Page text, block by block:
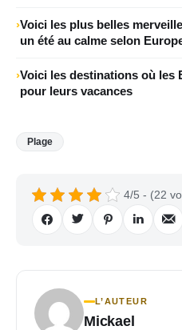
Voici les plus belles
un été au calme selon
Voici les destinations où les
pour leurs vacances
Plage
4/5 - (22
L’AUTEUR
Mickael